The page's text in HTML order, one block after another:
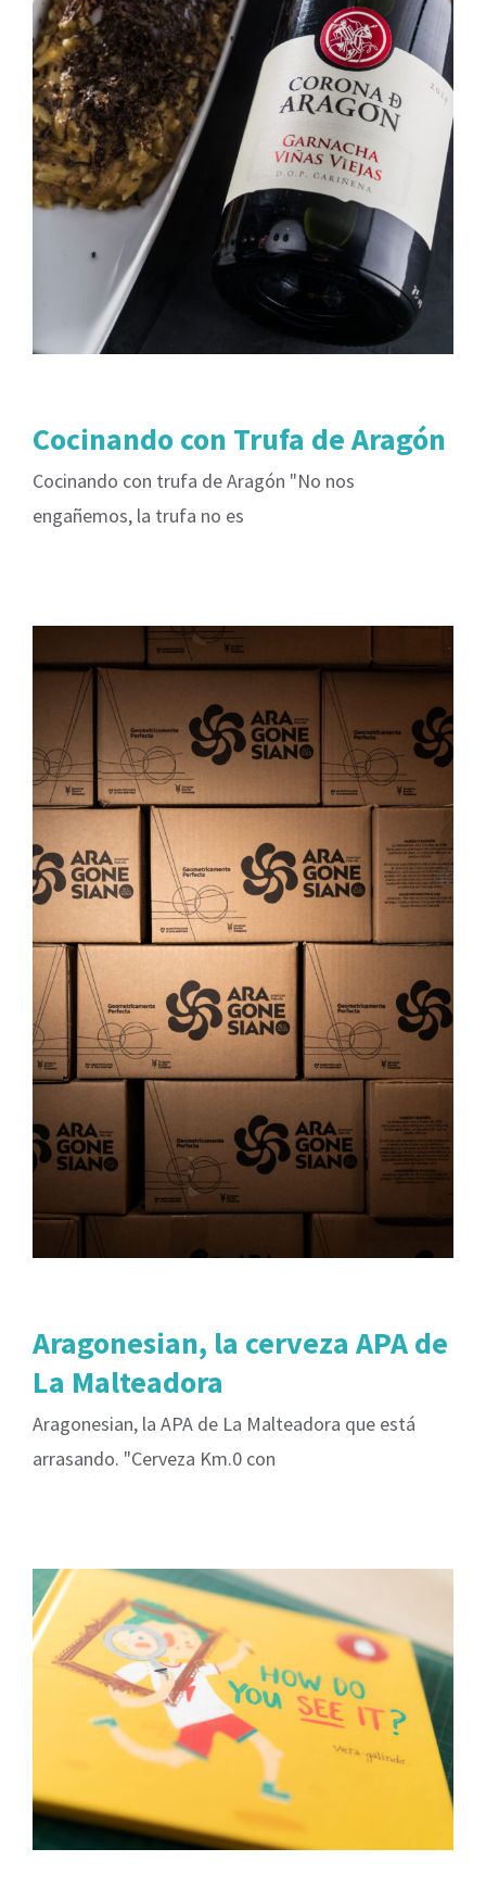
Cocinando con Trufa de Aragón
Cocinando con trufa de Aragón "No nos
engañemos, la trufa no es
Aragonesian, la cerveza APA de
La Malteadora
Aragonesian, la APA de La Malteadora que está
arrasando. "Cerveza Km.0 con